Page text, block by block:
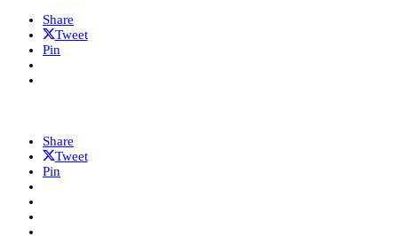
Share
Tweet
Pin
Share
Tweet
Pin